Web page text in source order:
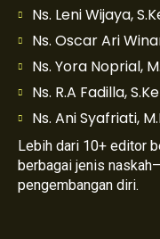
Ns. Leni Wijaya,
Ns. Oscar Ari
Ns. Yora Noprial,
Ns. R.A Fadilla,
Ns. Ani Syafriati,
Lebih dari 10+ editor
berbagai jenis
pengembangan diri.